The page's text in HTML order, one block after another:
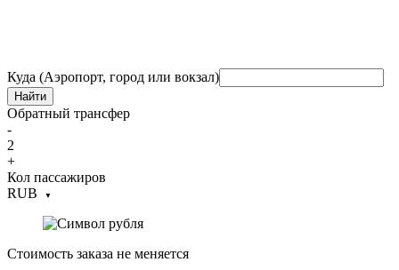
Куда (Аэропорт, город или вокзал)
Найти
Обратный трансфер
-
2
+
Кол пассажиров
RUB
▼
Стоимость заказа не меняется